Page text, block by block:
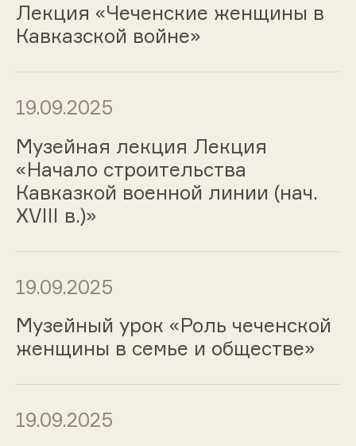
Лекция «Чеченские женщины в
Кавказской войне»
19.09.2025
Музейная лекция Лекция
«Начало строительства
Кавказкой военной линии (нач.
XVIII в.)»
19.09.2025
Музейный урок «Роль чеченской
женщины в семье и обществе»
19.09.2025